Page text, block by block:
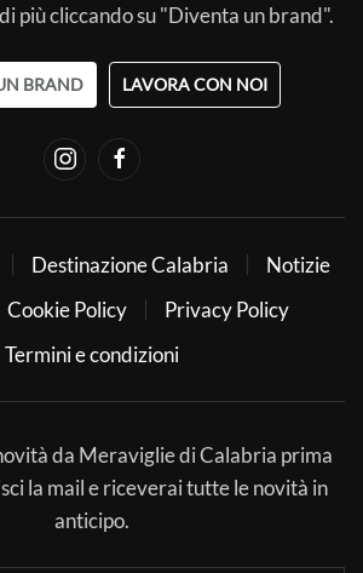
più cliccando su "Diventa un brand".
BRAND LAVORA CON NOI
Destinazione Calabria
Notizie
Cookie Policy
Privacy Policy
Termini e condizioni
da Meraviglie di Calabria prima
la mail e riceverai tutte le novità in
anticipo.